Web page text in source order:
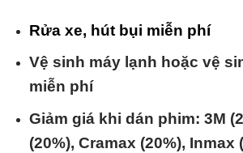
Rửa xe, hút bụi miễn phí
Vệ sinh máy lạnh hoặc vệ
miễn phí
Giảm giá khi dán phim: 3M
(20%), Cramax (20%), Inmax